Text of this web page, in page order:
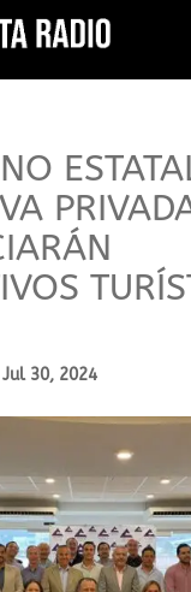
Jul 30, 2024